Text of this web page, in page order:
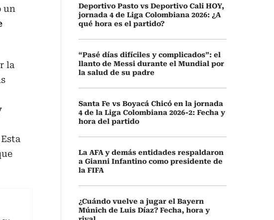
un
la
Esta
Deportivo Pasto vs Deportivo Cali HOY,
jornada 4 de Liga Colombiana 2026: ¿A
qué hora es el partido?
“Pasé días difíciles y complicados”: el
llanto de Messi durante el Mundial por
la salud de su padre
Santa Fe vs Boyacá Chicó en la jornada
4 de la Liga Colombiana 2026-2: Fecha y
hora del partido
La AFA y demás entidades respaldaron
a Gianni Infantino como presidente de
la FIFA
¿Cuándo vuelve a jugar el Bayern
Múnich de Luis Díaz? Fecha, hora y